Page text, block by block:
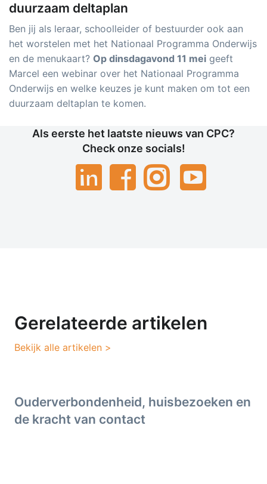
duurzaam deltaplan
Ben jij als leraar, schoolleider of bestuurder ook aan
het worstelen met het Nationaal Programma Onderwijs
en de menukaart? Op dinsdagavond 11 mei geeft
Marcel een webinar over het Nationaal Programma
Onderwijs en welke keuzes je kunt maken om tot een
duurzaam deltaplan te komen.
Als eerste het laatste nieuws van CPC?
Check onze socials!
Gerelateerde artikelen
Bekijk alle artikelen >
Ouderverbondenheid, huisbezoeken en
de kracht van contact